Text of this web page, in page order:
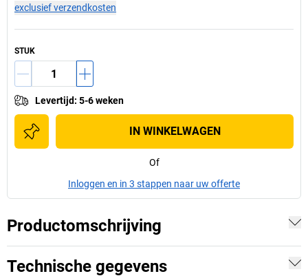
exclusief verzendkosten
STUK
Levertijd: 5-6 weken
IN WINKELWAGEN
Of
Inloggen en in 3 stappen naar uw offerte
Productomschrijving
Technische gegevens